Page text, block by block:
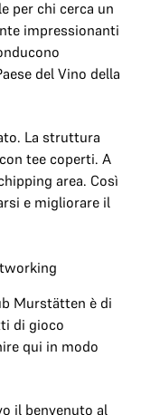
per chi cerca un
impressionanti
del Vino della
La struttura
tee coperti. A
area. Così
e migliorare il
Murstätten è di
di gioco
qui in modo
il benvenuto al